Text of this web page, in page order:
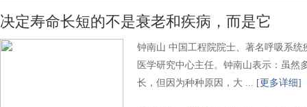
决定寿命长短的不是衰老和疾病，而是它
钟南山 中国工程院院士、著名呼吸系
医学研究中心主任。钟南山表示：虽然
长，但因为种种原因，大 ... [更多详细]